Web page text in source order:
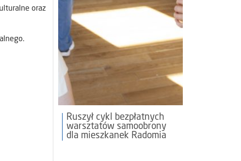
oraz
Ruszył cykl bezpłatnych
warsztatów samoobrony
dla mieszkanek Radomia